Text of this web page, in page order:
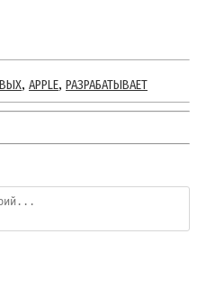
, APPLE, РАЗРАБАТЫВАЕТ